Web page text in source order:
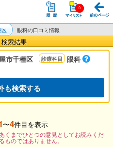
区 眼科の口コミ情報
索結果
市千種区
眼科
も検索する
〜4件目を表示
くまでひとつの意見としてお読みくだ
ものではありません。